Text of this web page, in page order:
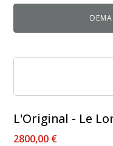
options
page
du
produit
L'Original - Le
2800,00 €